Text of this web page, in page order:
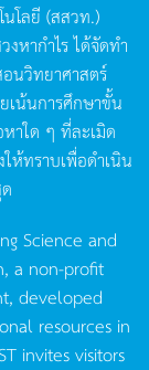
โลยี (สสวท.)
หากำไรได้จัดทำ
อนวิทยาศาสตร์
เน้นการศึกษาขั้น
าใด ๆ ที่ละเมิด
ให้ทราบเพื่อดำเนิน
Science and
a non-profit
developed
resources in
invites visitors